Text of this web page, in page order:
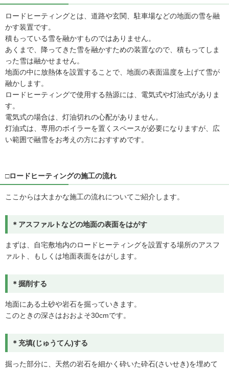
ロードヒーティングとは、道路や玄関、駐車場などの地面の雪を融
かす装置です。
積もっている雪を融かすものではありません。
あくまで、降ってきた雪を融かすための装置なので、積もってしま
った雪は融かせません。
地面の中に放熱体を設置することで、地面の表面温度を上げて雪が
融かします。
ロードヒーティングで使用する熱源には、電気式や灯油式がありま
す。
電気式の場合は、灯油切れの心配がありません。
灯油式は、専用のボイラーを置くスペースが必要になりますが、広
い範囲で融雪をお考えの方におすすめです。
□ロードヒーティングの施工の流れ
ここからは大まかな施工の流れについてご紹介します。
＊アスファルトなどの地面の表面をはがす
まずは、自宅敷地内のロードヒーティングを設置する場所のアスフ
ァルト、もしくは地面表面をはがします。
＊掘削する
地面にある土砂や岩石を掘っていきます。
このときの深さはおおよそ30cmです。
＊充填(じゅうてん)する
掘った部分に、天然の岩石を細かく砕いた砕石(さいせき)を埋めて